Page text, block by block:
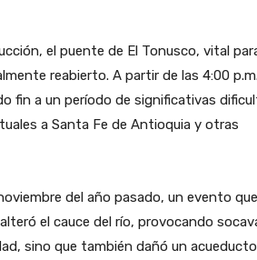
el puente de El Tonusco, vital
reabierto. A partir de las 4:00
fin a un período de significativas
a Santa Fe de Antioquia y otras
del año pasado, un evento
el cauce del río, provocando
sino que también dañó un acueducto